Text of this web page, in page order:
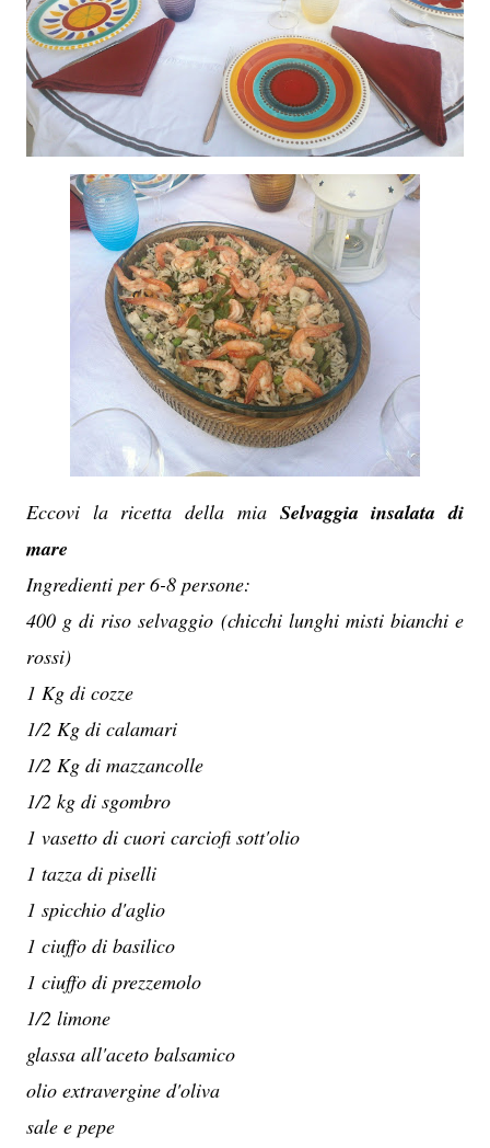
Eccovi la ricetta della mia Selvaggia insalata di
mare
Ingredienti per 6-8 persone:
400 g di riso selvaggio (chicchi lunghi misti bianchi e
rossi)
1 Kg di cozze
1/2 Kg di calamari
1/2 Kg di mazzancolle
1/2 kg di sgombro
1 vasetto di cuori carciofi sott'olio
1 tazza di piselli
1 spicchio d'aglio
1 ciuffo di basilico
1 ciuffo di prezzemolo
1/2 limone
glassa all'aceto balsamico
olio extravergine d'oliva
sale e pepe